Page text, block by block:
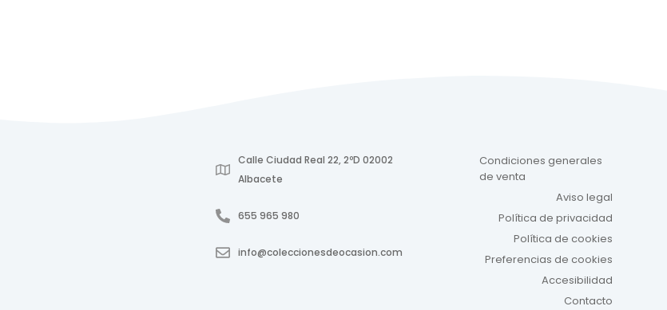
Calle Ciudad Real 22, 2ºD 02002
Albacete
655 965 980
info@coleccionesdeocasion.com
Condiciones generales
de venta
Aviso legal
Política de privacidad
Política de cookies
Preferencias de cookies
Accesibilidad
Contacto